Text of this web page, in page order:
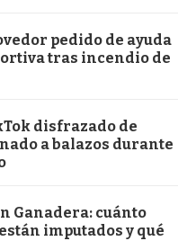
pedido de ayuda
tras incendio de
disfrazado de
a balazos durante
Ganadera: cuánto
imputados y qué